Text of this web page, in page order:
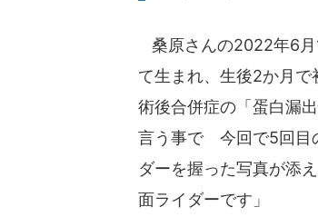
桑原さんの2022年6月
て生まれ、生後2か月で
術後合併症の「蛋白漏
言う事で 今回で5回目
ダーを握った写真が添
面ライダーです」